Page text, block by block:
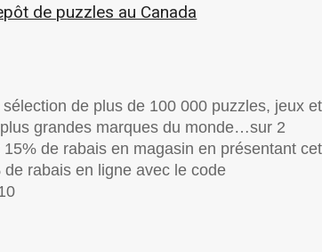
de puzzles au Canada
de plus de 100 000 puzzles, jeux et
grandes marques du monde…sur 2
de rabais en magasin en présentant
rabais en ligne avec le code